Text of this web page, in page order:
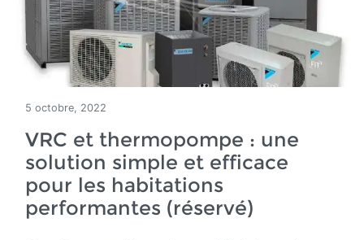
5 octobre, 2022
VRC et thermopompe : une
solution simple et efficace
pour les habitations
performantes (réservé)